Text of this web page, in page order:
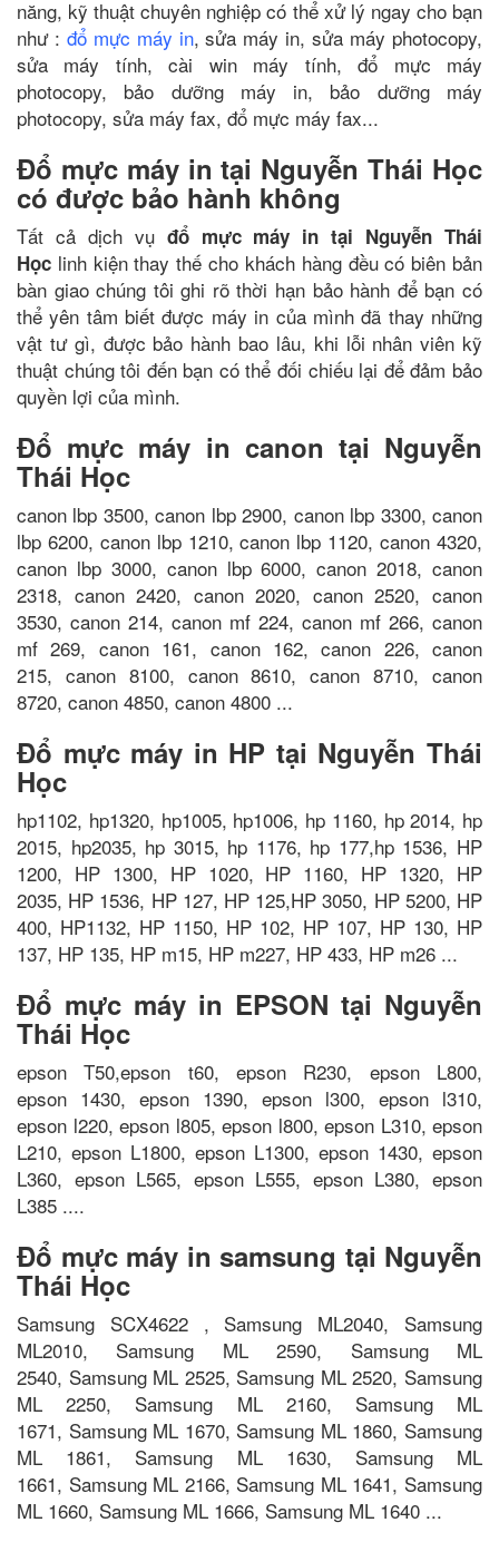
năng, kỹ thuật chuyên nghiệp có thể xử lý ngay cho bạn
như : đổ mực máy in, sửa máy in, sửa máy photocopy,
sửa máy tính, cài win máy tính, đổ mực máy
photocopy, bảo dưỡng máy in, bảo dưỡng máy
photocopy, sửa máy fax, đổ mực máy fax...
Đổ mực máy in tại Nguyễn Thái Học
có được bảo hành không
Tất cả dịch vụ đổ mực máy in tại Nguyễn Thái
Học linh kiện thay thế cho khách hàng đều có biên bản
bàn giao chúng tôi ghi rõ thời hạn bảo hành để bạn có
thể yên tâm biết được máy in của mình đã thay những
vật tư gì, được bảo hành bao lâu, khi lỗi nhân viên kỹ
thuật chúng tôi đến bạn có thể đối chiếu lại để đảm bảo
quyền lợi của mình.
Đổ mực máy in canon tại Nguyễn
Thái Học
canon lbp 3500, canon lbp 2900, canon lbp 3300, canon
lbp 6200, canon lbp 1210, canon lbp 1120, canon 4320,
canon lbp 3000, canon lbp 6000, canon 2018, canon
2318, canon 2420, canon 2020, canon 2520, canon
3530, canon 214, canon mf 224, canon mf 266, canon
mf 269, canon 161, canon 162, canon 226, canon
215, canon 8100, canon 8610, canon 8710, canon
8720, canon 4850, canon 4800 ...
Đổ mực máy in HP tại Nguyễn Thái
Học
hp1102, hp1320, hp1005, hp1006, hp 1160, hp 2014, hp
2015, hp2035, hp 3015, hp 1176, hp 177,hp 1536, HP
1200, HP 1300, HP 1020, HP 1160, HP 1320, HP
2035, HP 1536, HP 127, HP 125,HP 3050, HP 5200, HP
400, HP1132, HP 1150, HP 102, HP 107, HP 130, HP
137, HP 135, HP m15, HP m227, HP 433, HP m26 ...
Đổ mực máy in EPSON tại Nguyễn
Thái Học
epson T50,epson t60, epson R230, epson L800,
epson 1430, epson 1390, epson l300, epson l310,
epson l220, epson l805, epson l800, epson L310, epson
L210, epson L1800, epson L1300, epson 1430, epson
L360, epson L565, epson L555, epson L380, epson
L385 ....
Đổ mực máy in samsung tại Nguyễn
Thái Học
Samsung SCX4622 , Samsung ML2040, Samsung
ML2010, Samsung ML 2590, Samsung ML
2540, Samsung ML 2525, Samsung ML 2520, Samsung
ML 2250, Samsung ML 2160, Samsung ML
1671, Samsung ML 1670, Samsung ML 1860, Samsung
ML 1861, Samsung ML 1630, Samsung ML
1661, Samsung ML 2166, Samsung ML 1641, Samsung
ML 1660, Samsung ML 1666, Samsung ML 1640 ...